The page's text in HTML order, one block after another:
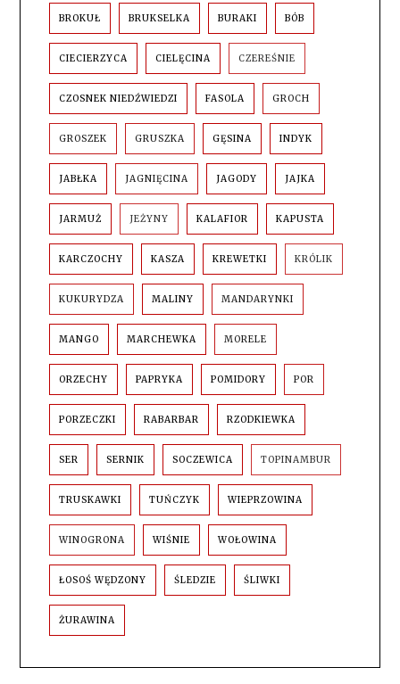
BROKUŁ BRUKSELKA BURAKI BÓB
CIECIERZYCA CIELĘCINA CZEREŚNIE
CZOSNEK NIEDŹWIEDZI FASOLA GROCH
GROSZEK GRUSZKA GĘSINA INDYK
JABŁKA JAGNIĘCINA JAGODY JAJKA
JARMUŻ JEŻYNY KALAFIOR KAPUSTA
KARCZOCHY KASZA KREWETKI KRÓLIK
KUKURYDZA MALINY MANDARYNKI
MANGO MARCHEWKA MORELE
ORZECHY PAPRYKA POMIDORY POR
PORZECZKI RABARBAR RZODKIEWKA
SER SERNIK SOCZEWICA TOPINAMBUR
TRUSKAWKI TUŃCZYK WIEPRZOWINA
WINOGRONA WIŚNIE WOŁOWINA
ŁOSOŚ WĘDZONY ŚLEDZIE ŚLIWKI
ŻURAWINA